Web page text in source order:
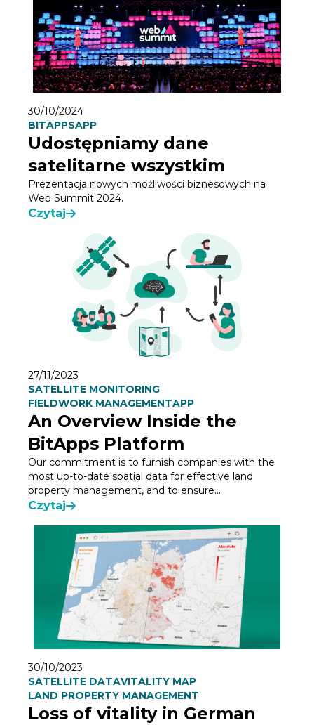
30/10/2024
BITAPPSAPP
Udostępniamy dane
satelitarne wszystkim
Prezentacja nowych możliwości biznesowych na
Web Summit 2024.
Czytaj
27/11/2023
SATELLITE MONITORING
FIELDWORK MANAGEMENTAPP
An Overview Inside the
BitApps Platform
Our commitment is to furnish companies with the
most up-to-date spatial data for effective land
property management, and to ensure...
Czytaj
30/10/2023
SATELLITE DATAVITALITY MAP
LAND PROPERTY MANAGEMENT
Loss of vitality in German